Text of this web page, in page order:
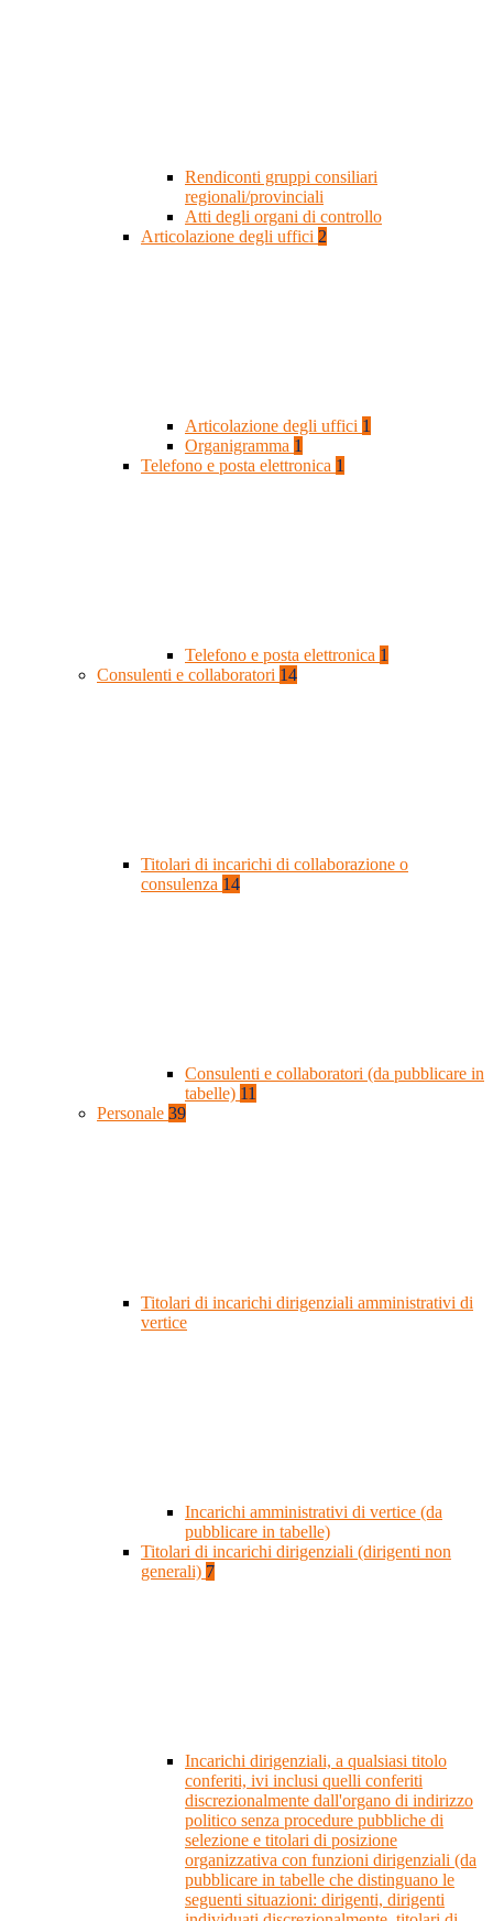
Rendiconti gruppi consiliari
regionali/provinciali
Atti degli organi di controllo
Articolazione degli uffici 2
Articolazione degli uffici 1
Organigramma 1
Telefono e posta elettronica 1
Telefono e posta elettronica 1
Consulenti e collaboratori 14
Titolari di incarichi di collaborazione o
consulenza 14
Consulenti e collaboratori (da pubblicare in
tabelle) 11
Personale 39
Titolari di incarichi dirigenziali amministrativi di
vertice
Incarichi amministrativi di vertice (da
pubblicare in tabelle)
Titolari di incarichi dirigenziali (dirigenti non
generali) 7
Incarichi dirigenziali, a qualsiasi titolo
conferiti, ivi inclusi quelli conferiti
discrezionalmente dall'organo di indirizzo
politico senza procedure pubbliche di
selezione e titolari di posizione
organizzativa con funzioni dirigenziali (da
pubblicare in tabelle che distinguano le
seguenti situazioni: dirigenti, dirigenti